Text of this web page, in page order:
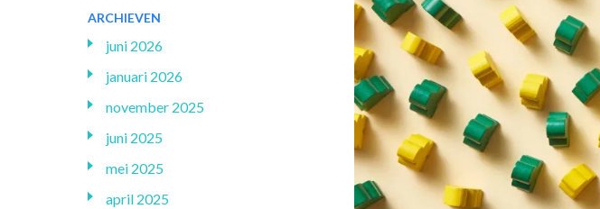
ARCHIEVEN
juni 2026
januari 2026
november 2025
juni 2025
mei 2025
april 2025